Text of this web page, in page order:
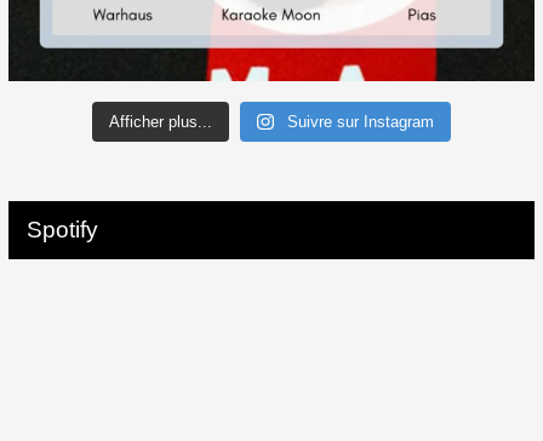
Afficher plus... Suivre sur Instagram
Spotify